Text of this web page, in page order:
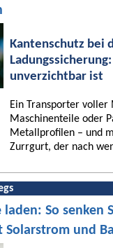
Kantenschutz bei
unverzichtbar ist
Ein Transporter voller
Maschinenteile oder
Metallprofilen – und
Zurrgurt, der nach
laden: So senken
Solarstrom und